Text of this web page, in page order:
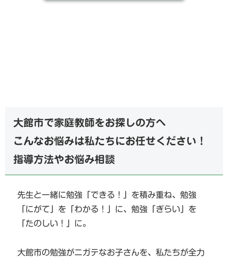
大館市で家庭教師をお探しの方へ
こんなお悩みは私たちにお任せください！
指導方法やお悩み相談
先生と一緒に勉強「できる！」を積み重ね、勉強
「にがて」を「わかる！」に、勉強「ぎらい」を
「たのしい！」に。
大館市の勉強がニガテなお子さんを、私たちが全力